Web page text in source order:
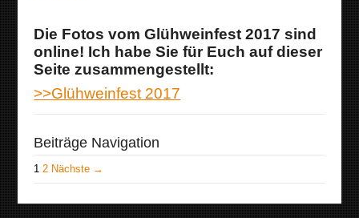
Die Fotos vom Glühweinfest 2017 sind
online! Ich habe Sie für Euch auf dieser
Seite zusammengestellt:
>>Glühweinfest 2017
Beiträge Navigation
1 2 Nächste →